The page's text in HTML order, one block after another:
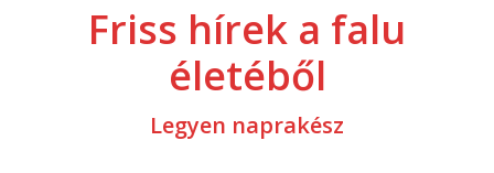
Friss hírek a falu
életéből
Legyen naprakész